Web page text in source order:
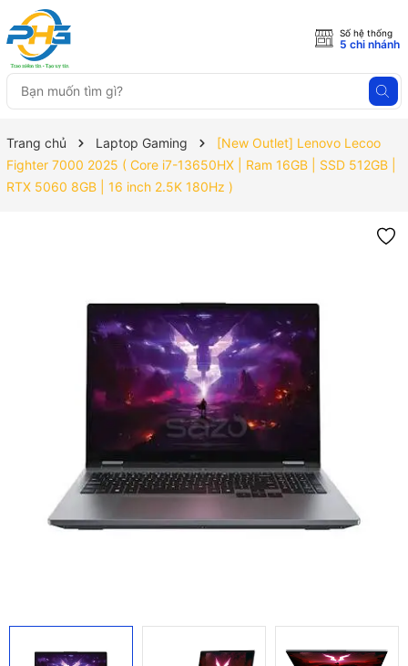
Số hệ thống
5 chi nhánh
Trang chủ Laptop Gaming
[New Outlet] Lenovo Lecoo
Fighter 7000 2025 ( Core i7-13650HX | Ram 16GB | SSD 512GB |
RTX 5060 8GB | 16 inch 2.5K 180Hz )